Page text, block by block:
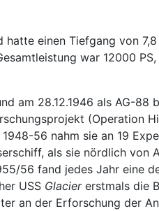
einen Tiefgang von
war 12000
am 28.12.1946 als AG-88
(Operation
56 nahm sie an 19
als sie nördlich von
56 fand jedes Jahr eine
USS Glaciererstmals die
an der Erforschung der